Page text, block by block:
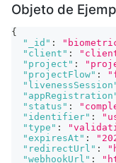
Objeto de
{
"_id" :
"client" :
"project" :
"projectFlow" :
"status" :
"identifier" :
"type" :
"expiresAt" :
"redirectUrl" :
"webhookUrl" :